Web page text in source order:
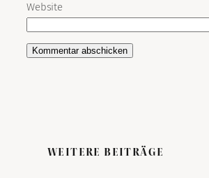
Website
WEITERE BEITRÄGE